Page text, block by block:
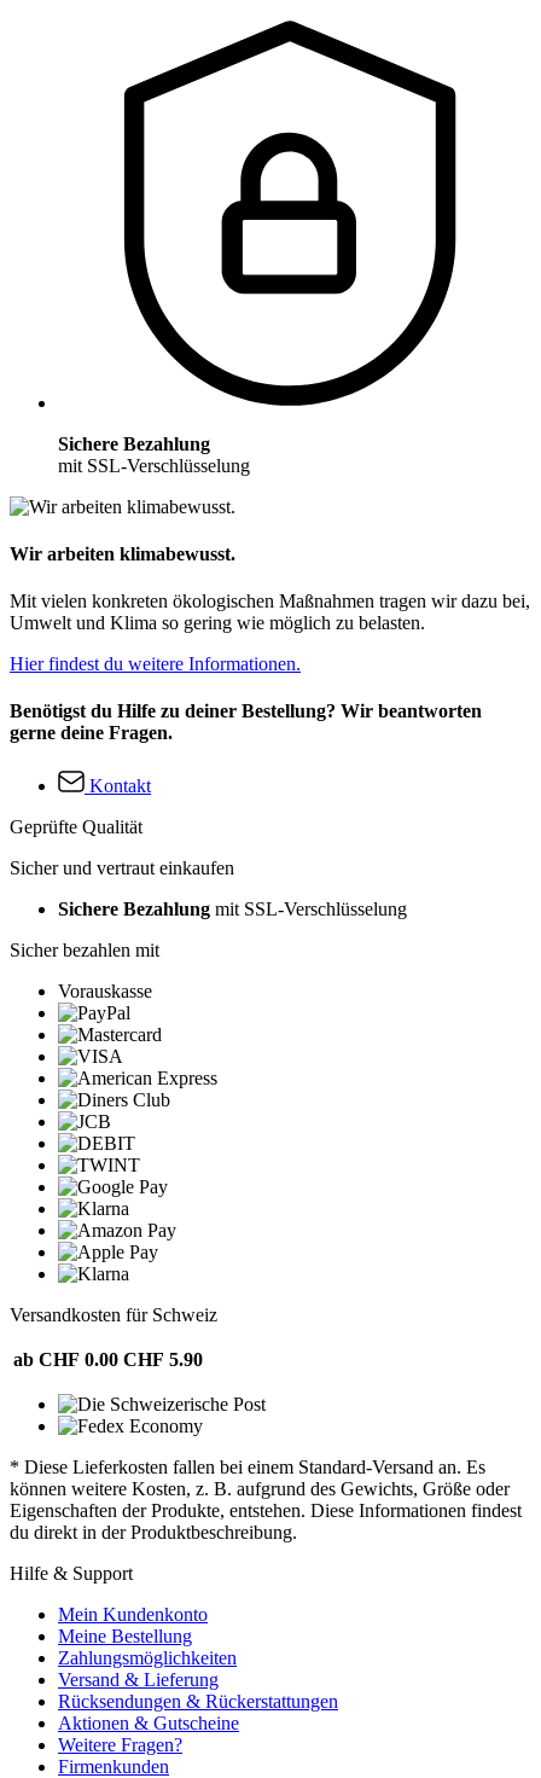
Sichere Bezahlung
mit SSL-Verschlüsselung
Wir arbeiten klimabewusst.
Mit vielen konkreten ökologischen Maßnahmen tragen wir dazu bei,
Umwelt und Klima so gering wie möglich zu belasten.
Hier findest du weitere Informationen.
Benötigst du Hilfe zu deiner Bestellung? Wir beantworten
gerne deine Fragen.
Kontakt
Geprüfte Qualität
Sicher und vertraut einkaufen
Sichere Bezahlung mit SSL-Verschlüsselung
Sicher bezahlen mit
Vorauskasse
Versandkosten für Schweiz
ab CHF 0.00 CHF 5.90
* Diese Lieferkosten fallen bei einem Standard-Versand an. Es
können weitere Kosten, z. B. aufgrund des Gewichts, Größe oder
Eigenschaften der Produkte, entstehen. Diese Informationen findest
du direkt in der Produktbeschreibung.
Hilfe & Support
Mein Kundenkonto
Meine Bestellung
Zahlungsmöglichkeiten
Versand & Lieferung
Rücksendungen & Rückerstattungen
Aktionen & Gutscheine
Weitere Fragen?
Firmenkunden